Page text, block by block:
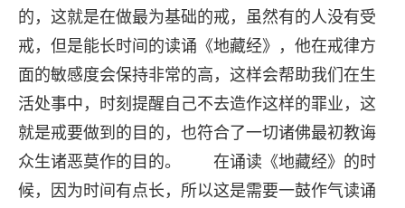
的，这就是在做最为基础的戒，虽然有的人没有受
戒，但是能长时间的读诵《地藏经》，他在戒律方
面的敏感度会保持非常的高，这样会帮助我们在生
活处事中，时刻提醒自己不去造作这样的罪业，这
就是戒要做到的目的，也符合了一切诸佛最初教诲
众生诸恶莫作的目的。 在诵读《地藏经》的时
候，因为时间有点长，所以这是需要一鼓作气读诵